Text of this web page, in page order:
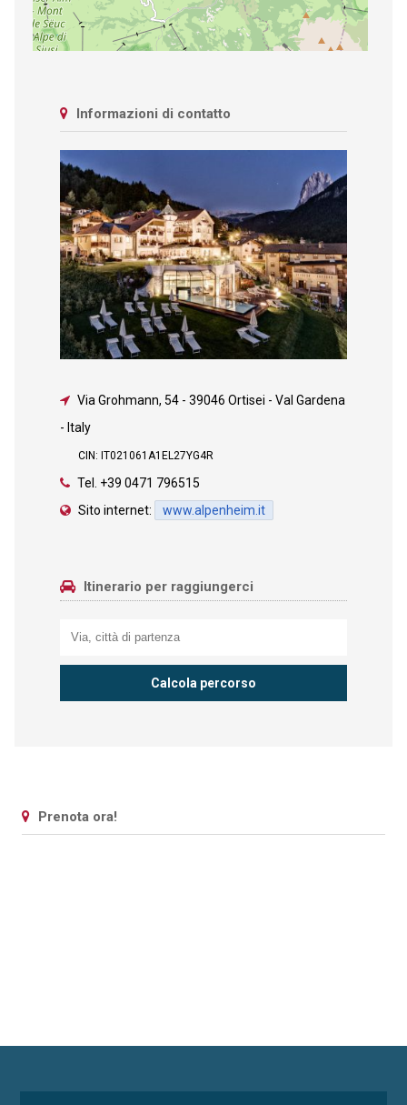
Informazioni di contatto
Via Grohmann, 54 - 39046 Ortisei - Val Gardena
- Italy
CIN: IT021061A1EL27YG4R
Tel. +39 0471 796515
Sito internet:
www.alpenheim.it
Itinerario per raggiungerci
Prenota ora!